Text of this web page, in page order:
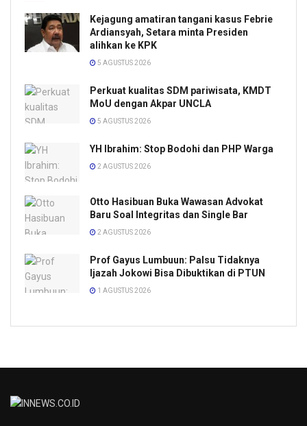
Kejagung amatiran tangani kasus Febrie
Ardiansyah, Setara minta Presiden
alihkan ke KPK
5 AGUSTUS 2026
Perkuat kualitas SDM pariwisata, KMDT
MoU dengan Akpar UNCLA
5 AGUSTUS 2026
YH Ibrahim: Stop Bodohi dan PHP Warga
2 AGUSTUS 2026
Otto Hasibuan Buka Wawasan Advokat
Baru Soal Integritas dan Single Bar
2 AGUSTUS 2026
Prof Gayus Lumbuun: Palsu Tidaknya
Ijazah Jokowi Bisa Dibuktikan di PTUN
1 AGUSTUS 2026